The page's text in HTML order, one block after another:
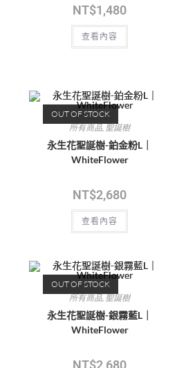
NT$1,480
查看內容
OUT OF STOCK
所有商品, 聖誕樹
永生花聖誕樹-鉑金粉L｜
WhiteFlower
NT$2,680
查看內容
OUT OF STOCK
所有商品, 聖誕樹
永生花聖誕樹-銀霧藍L｜
WhiteFlower
NT$2,680